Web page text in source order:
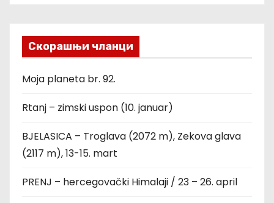
Скорашњи чланци
Moja planeta br. 92.
Rtanj – zimski uspon (10. januar)
BJELASICA – Troglava (2072 m), Zekova glava
(2117 m), 13-15. mart
PRENJ – hercegovački Himalaji / 23 – 26. april